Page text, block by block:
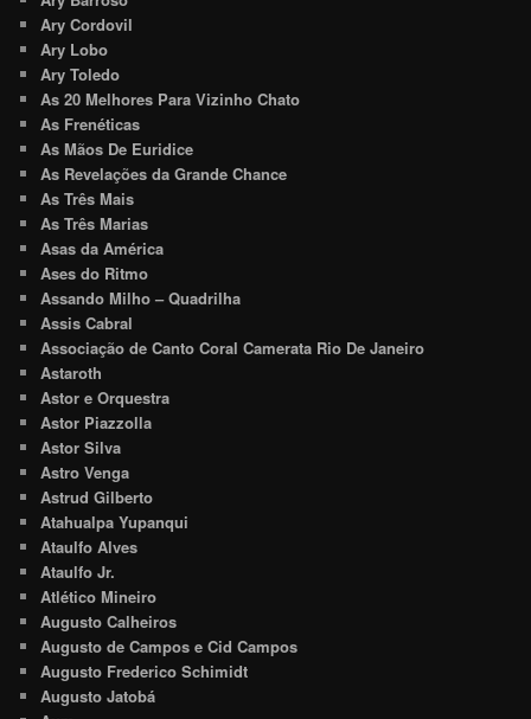
Ary Cordovil
Ary Lobo
Ary Toledo
As 20 Melhores Para Vizinho Chato
As Frenéticas
As Mãos De Euridice
As Revelações da Grande Chance
As Três Mais
As Três Marias
Asas da América
Ases do Ritmo
Assando Milho – Quadrilha
Assis Cabral
Associação de Canto Coral Camerata Rio De Janeiro
Astaroth
Astor e Orquestra
Astor Piazzolla
Astor Silva
Astro Venga
Astrud Gilberto
Atahualpa Yupanqui
Ataulfo Alves
Ataulfo Jr.
Atlético Mineiro
Augusto Calheiros
Augusto de Campos e Cid Campos
Augusto Frederico Schimidt
Augusto Jatobá